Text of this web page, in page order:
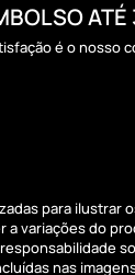
é o nosso
para ilustrar
a variações do
nas